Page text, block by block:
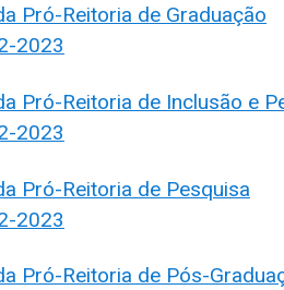
Pró-Reitoria de Graduação
2023
Pró-Reitoria de Inclusão e
2023
Pró-Reitoria de Pesquisa
2023
Pró-Reitoria de Pós-